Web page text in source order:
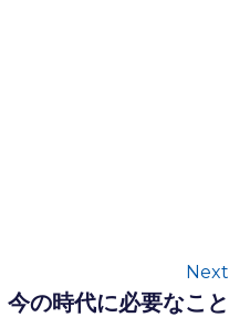
Next
今の時代に必要なこと